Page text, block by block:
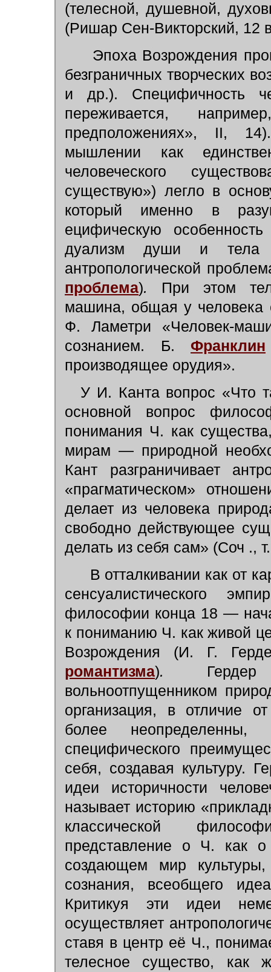
(телесной, душевной,
(Ришар Сен-Викторский, 12
Эпоха Возрождения
безграничных творческих
и др.). Специфичность
переживается,
предположениях», II,
мышлении как
человеческого
существую») легло в
который именно в
ецифическую
дуализм души и тела
антропологической
проблема). При этом
машина, общая у человека
Ф. Ламетри «Человек-
сознанием. Б. Франклин
производящее орудия».
У И. Канта вопрос «Что
основной вопрос
понимания Ч. как
мирам — природной
Кант разграничивает
«прагматическом»
делает из человека
свободно действующее
делать из себя сам» (Соч .,
В отталкивании как от
сенсуалистического
философии конца 18 —
к пониманию Ч. как живой
Возрождения (И. Г.
романтизма).
Гердер
вольноотпущенником
организация, в отличие
более неопределенны,
специфического
себя, создавая культуру.
идеи историчности
называет историю
классической
представление о Ч. как о
создающем мир
сознания, всеобщего
Критикуя эти идеи
осуществляет
ставя в центр её Ч.,
телесное существо,